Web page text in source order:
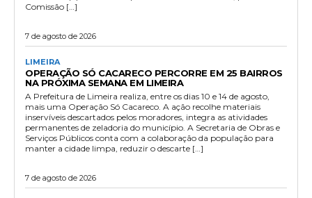
Comissão […]
7 de agosto de 2026
LIMEIRA
OPERAÇÃO SÓ CACARECO PERCORRE EM 25 BAIRROS
NA PRÓXIMA SEMANA EM LIMEIRA
A Prefeitura de Limeira realiza, entre os dias 10 e 14 de agosto,
mais uma Operação Só Cacareco. A ação recolhe materiais
inservíveis descartados pelos moradores, integra as atividades
permanentes de zeladoria do município. A Secretaria de Obras e
Serviços Públicos conta com a colaboração da população para
manter a cidade limpa, reduzir o descarte […]
7 de agosto de 2026